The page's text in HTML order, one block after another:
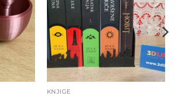
wishlist wishlist
KNJIGE